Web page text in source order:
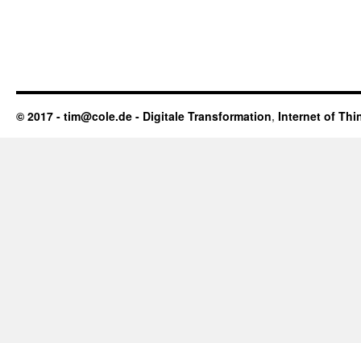
© 2017 - tim@cole.de - Digitale Transformation, Internet of